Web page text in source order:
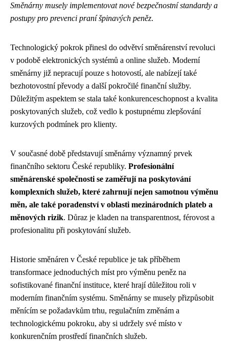
Směnárny musely implementovat nové bezpečnostní standardy a
postupy pro prevenci praní špinavých peněz.
Technologický pokrok přinesl do odvětví směnárenství revoluci
v podobě elektronických systémů a online služeb. Moderní
směnárny již nepracují pouze s hotovostí, ale nabízejí také
bezhotovostní převody a další pokročilé finanční služby.
Důležitým aspektem se stala také konkurenceschopnost a kvalita
poskytovaných služeb, což vedlo k postupnému zlepšování
kurzových podmínek pro klienty.
V současné době představují směnárny významný prvek
finančního sektoru České republiky. Profesionální
směnárenské společnosti se zaměřují na poskytování
komplexních služeb, které zahrnují nejen samotnou výměnu
měn, ale také poradenství v oblasti mezinárodních plateb a
měnových rizik. Důraz je kladen na transparentnost, férovost a
profesionalitu při poskytování služeb.
Historie směnáren v České republice je tak příběhem
transformace jednoduchých míst pro výměnu peněz na
sofistikované finanční instituce, které hrají důležitou roli v
moderním finančním systému. Směnárny se musely přizpůsobit
měnícím se požadavkům trhu, regulačním změnám a
technologickému pokroku, aby si udržely své místo v
konkurenčním prostředí finančních služeb.